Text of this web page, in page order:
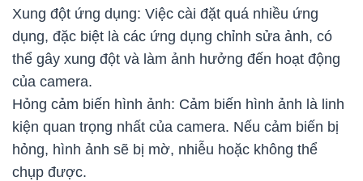
Xung đột ứng dụng: Việc cài đặt quá nhiều ứng
dụng, đặc biệt là các ứng dụng chỉnh sửa ảnh, có
thể gây xung đột và làm ảnh hưởng đến hoạt động
của camera.
Hỏng cảm biến hình ảnh: Cảm biến hình ảnh là linh
kiện quan trọng nhất của camera. Nếu cảm biến bị
hỏng, hình ảnh sẽ bị mờ, nhiễu hoặc không thể
chụp được.